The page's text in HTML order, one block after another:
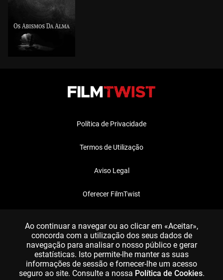
Política de Privacidade
Termos de Utilização
Aviso Legal
Oferecer FilmTwist
Ao continuar a navegar ou ao clicar em «Aceitar»,
concorda com a utilização dos seus dados de
navegação para analisar o nosso público e gerar
estatísticas. Isto permite-lhe manter as suas
informações de sessão e fornecer-lhe um acesso
seguro ao site. Consulte a nossa Política de Cookies.